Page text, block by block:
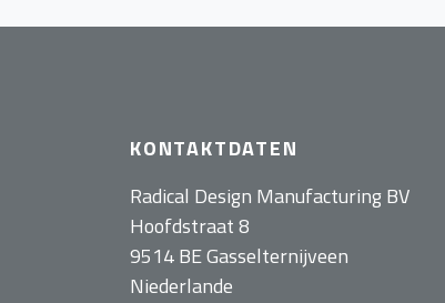
KONTAKTDATEN
Radical Design Manufacturing BV
Hoofdstraat 8
9514 BE Gasselternijveen
Niederlande